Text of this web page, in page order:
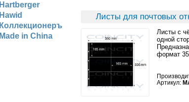
Hartberger
Hawid
Коллекционеръ
Made in China
Листы для почтовых
Листы с
одной
формат
Артикул: